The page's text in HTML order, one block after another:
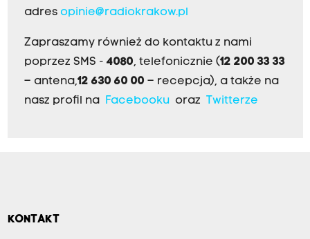
adres opinie@radiokrakow.pl
Zapraszamy również do kontaktu z nami
poprzez SMS - 4080, telefonicznie (12 200 33 33
– antena,12 630 60 00 – recepcja), a także na
nasz profil na Facebookuoraz Twitterze
KONTAKT